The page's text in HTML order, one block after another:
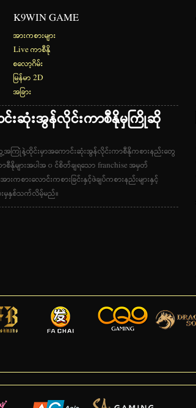
K9WIN GAME
အားကစားများ
Live ကာစီနို
စလော့ဂိမ်း
မြန်မာ 2D
အခြား
င်းဆုံးအွန်လိုင်းကာစီနိုမှကြိုဆို
ကြုံနဲ့ထိုင်းမှာအကောင်းဆုံးအွန်လိုင်းကာစီနိုကစားနည်းတွေ
ျားအပါအ ၀ င်စိတ်ချရသော franchise အမှတ်
စားလောင်းကစားခြင်းနှင့်ဖဲချပ်ကစားနည်းများနှင့်
းမှနှစ်သက်လိမ့်မည်။